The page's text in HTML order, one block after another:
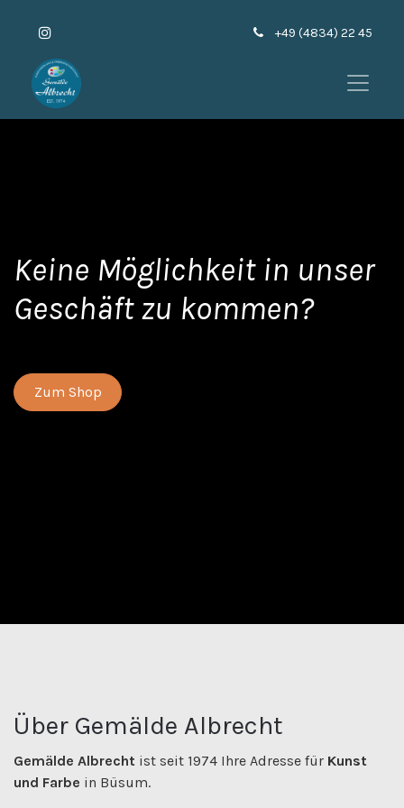
+49 (4834) 22 45
Kei​ne Möglichkeit in unser
Geschäft zu kommen?
Zum Shop
Über Gemälde Albrecht
Gemälde Albrecht ist seit 1974 Ihre Adresse für Kunst
und Farbe in Büsum.